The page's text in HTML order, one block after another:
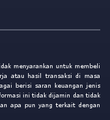
menyarankan untuk membeli
atau hasil transaksi di masa
berisi saran keuangan jenis
ini tidak dijamin dan tidak
apa pun yang terkait dengan